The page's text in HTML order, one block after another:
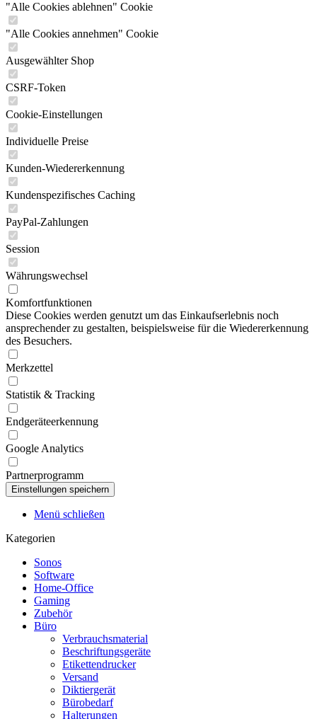
"Alle Cookies ablehnen" Cookie
"Alle Cookies annehmen" Cookie
Ausgewählter Shop
CSRF-Token
Cookie-Einstellungen
Individuelle Preise
Kunden-Wiedererkennung
Kundenspezifisches Caching
PayPal-Zahlungen
Session
Währungswechsel
Komfortfunktionen
Diese Cookies werden genutzt um das Einkaufserlebnis noch
ansprechender zu gestalten, beispielsweise für die Wiedererkennung
des Besuchers.
Merkzettel
Statistik & Tracking
Endgeräteerkennung
Google Analytics
Partnerprogramm
Menü schließen
Kategorien
Sonos
Software
Home-Office
Gaming
Zubehör
Büro
Verbrauchsmaterial
Beschriftungsgeräte
Etikettendrucker
Versand
Diktiergerät
Bürobedarf
Halterungen